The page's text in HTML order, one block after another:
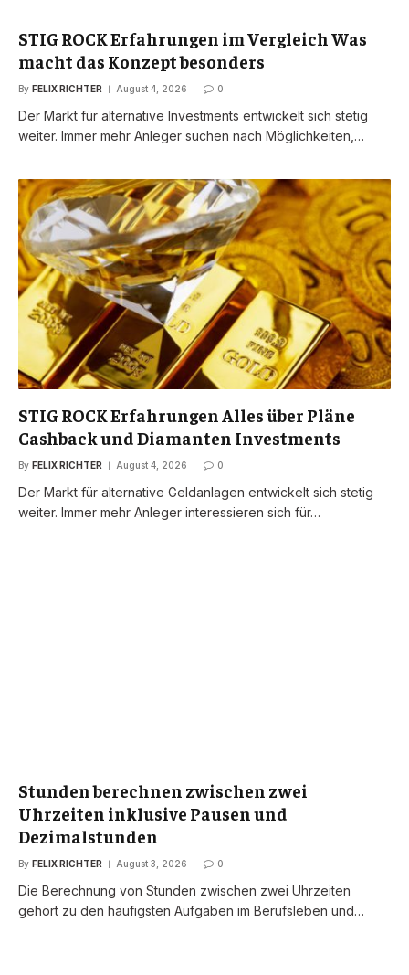
STIG ROCK Erfahrungen im Vergleich Was
macht das Konzept besonders
By FELIX RICHTER August 4, 2026 0
Der Markt für alternative Investments entwickelt sich stetig
weiter. Immer mehr Anleger suchen nach Möglichkeiten,…
STIG ROCK Erfahrungen Alles über Pläne
Cashback und Diamanten Investments
By FELIX RICHTER August 4, 2026 0
Der Markt für alternative Geldanlagen entwickelt sich stetig
weiter. Immer mehr Anleger interessieren sich für…
Stunden berechnen zwischen zwei
Uhrzeiten inklusive Pausen und
Dezimalstunden
By FELIX RICHTER August 3, 2026 0
Die Berechnung von Stunden zwischen zwei Uhrzeiten
gehört zu den häufigsten Aufgaben im Berufsleben und…